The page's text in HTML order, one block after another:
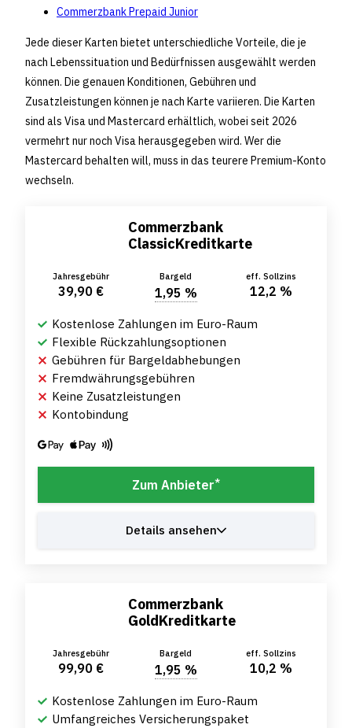
Commerzbank Prepaid Junior
Jede dieser Karten bietet unterschiedliche Vorteile, die je
nach Lebenssituation und Bedürfnissen ausgewählt werden
können. Die genauen Konditionen, Gebühren und
Zusatzleistungen können je nach Karte variieren. Die Karten
sind als Visa und Mastercard erhältlich, wobei seit 2026
vermehrt nur noch Visa herausgegeben wird. Wer die
Mastercard behalten will, muss in das teurere Premium-Konto
wechseln.
Commerzbank
ClassicKreditkarte
Jahresgebühr
39,90 €
Bargeld
1,95 %
eff. Sollzins
12,2 %
Kostenlose Zahlungen im Euro-Raum
Flexible Rückzahlungsoptionen
Gebühren für Bargeldabhebungen
Fremdwährungsgebühren
Keine Zusatzleistungen
Kontobindung
Zum Anbieter*
Details ansehen
Commerzbank
GoldKreditkarte
Jahresgebühr
99,90 €
Bargeld
1,95 %
eff. Sollzins
10,2 %
Kostenlose Zahlungen im Euro-Raum
Umfangreiches Versicherungspaket